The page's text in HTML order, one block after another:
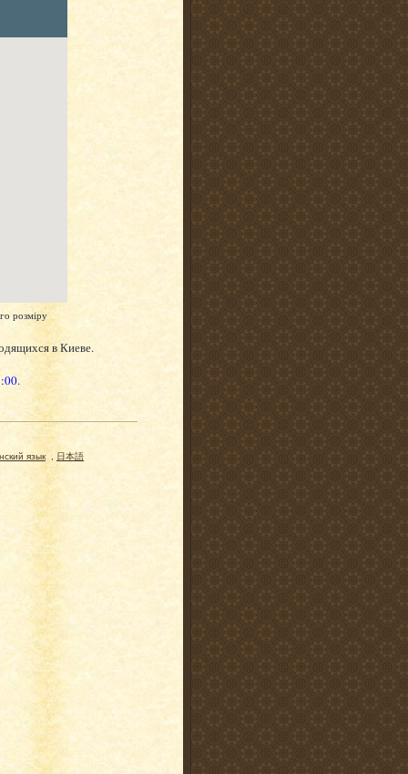
розміру
в Киеве.
.
язык , 日本語